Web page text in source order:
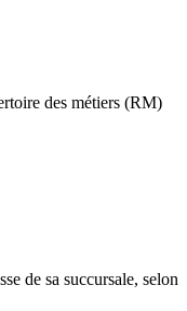
des métiers (RM)
de sa succursale, selon